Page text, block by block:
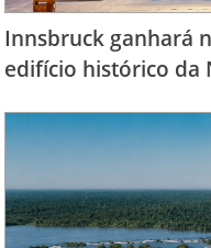
Innsbruck ganhará
edifício histórico da